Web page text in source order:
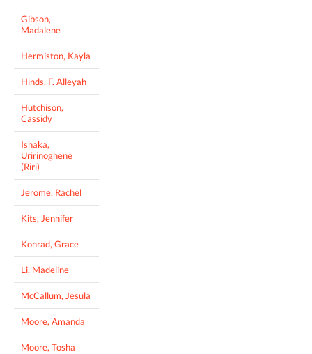
Gibson,
Madalene
Hermiston, Kayla
Hinds, F. Alleyah
Hutchison,
Cassidy
Ishaka,
Uririnoghene
(Riri)
Jerome, Rachel
Kits, Jennifer
Konrad, Grace
Li, Madeline
McCallum, Jesula
Moore, Amanda
Moore, Tosha